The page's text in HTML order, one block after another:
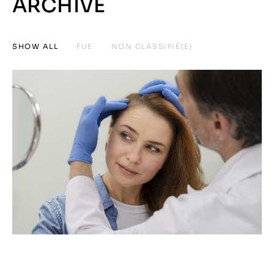
ARCHIVE
SHOW ALL FUE NON CLASSIFIÉ(E)